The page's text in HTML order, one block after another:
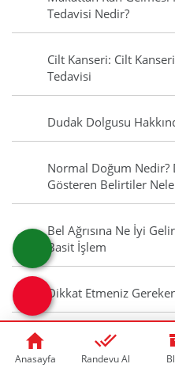
Tedavisi Nedir?
Cilt Kanseri: Cilt
Tedavisi
Dudak Dolgusu
Normal Doğum Nedir?
Gösteren Belirtiler
Bel Ağrısına Ne İyi
Basit İşlem
Dikkat Etmeniz
Ferritin Nedir?
Nedir?
Anasayfa Randevu Al